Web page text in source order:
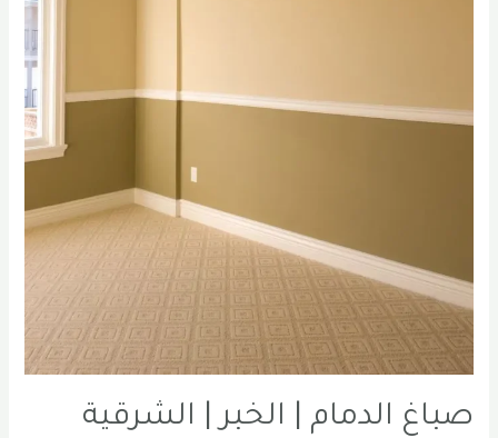
صباغ الدمام | الخبر | الشرقية